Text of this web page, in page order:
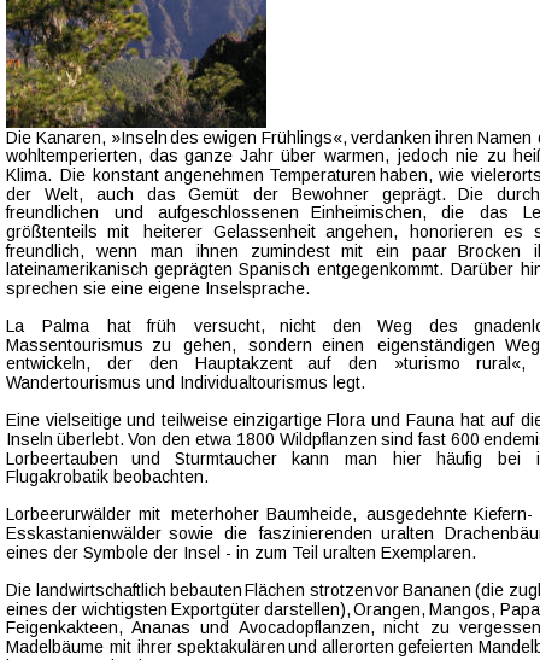
Die Kanaren, »Inseln des ewigen Frühlings«, verdanken ihren
wohltemperierten, das ganze Jahr über warmen, jedoch nie zu
Klima. Die konstant angenehmen Temperaturen haben, wie
der Welt, auch das Gemüt der Bewohner geprägt. Die
freundlichen und aufgeschlossenen Einheimischen, die das
größtenteils mit heiterer Gelassenheit angehen, honorieren es
freundlich, wenn man ihnen zumindest mit ein paar Brocken
lateinamerikanisch geprägten Spanisch entgegenkommt. Darüber
sprechen sie eine eigene Inselsprache.
La Palma hat früh versucht, nicht den Weg des
Massentourismus zu gehen, sondern einen eigenständigen
entwickeln, der den Hauptakzent auf den »turismo
Wandertourismus und Individualtourismus legt.
Eine vielseitige und teilweise einzigartige Flora und Fauna hat auf
Inseln überlebt. Von den etwa 1800 Wildpflanzen sind fast 600
Lorbeertauben und Sturmtaucher kann man hier häufig bei
Flugakrobatik beobachten.
Lorbeerurwälder mit meterhoher Baumheide, ausgedehnte
Esskastanienwälder sowie die faszinierenden uralten
eines der Symbole der Insel - in zum Teil uralten Exemplaren.
Die landwirtschaftlich bebauten Flächen strotzen vor Bananen (die
eines der wichtigsten Exportgüter darstellen), Orangen, Mangos,
Feigenkakteen, Ananas und Avocadopflanzen, nicht zu
Madelbäume mit ihrer spektakulären und allerorten gefeierten